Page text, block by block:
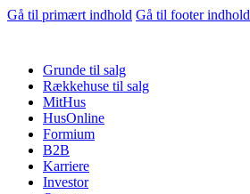
Gå til primært indhold Gå til footer indhold
Grunde til salg
Rækkehuse til salg
MitHus
HusOnline
Formium
B2B
Karriere
Investor